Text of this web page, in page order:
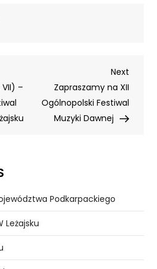
–
Next
Post
Next
Zapraszamy na XII
Ogólnopolski Festiwal
Muzyki Dawnej
Podkarpackiego
Leżajsku